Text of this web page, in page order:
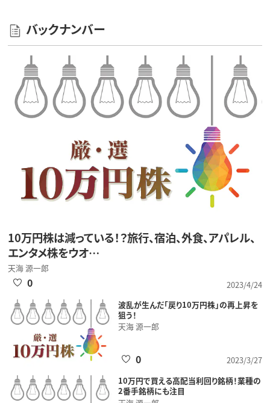
バックナンバー
10万円株は減っている！？旅行、宿泊、外食、アパレル、
エンタメ株をウオ…
天海 源一郎
2023/4/24
0
波乱が生んだ「戻り10万円株」の再上昇を
狙う！
天海 源一郎
2023/3/27
0
10万円で買える高配当利回り銘柄！業種の
2番手銘柄にも注目